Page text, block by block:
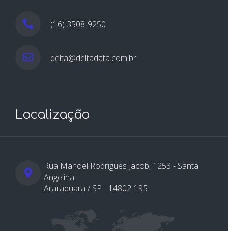
(16) 3508-9250
delta@deltadata.com.br
Localização
Rua Manoel Rodrigues Jacob, 1253 - Santa
Angelina
Araraquara / SP - 14802-195